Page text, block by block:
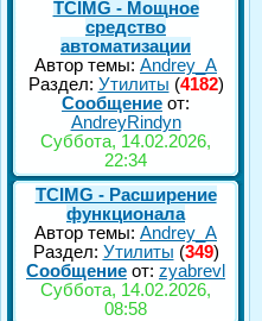
TCIMG - Мощное
средство
автоматизации
Автор темы: Andrey_A
Раздел: Утилиты (4182)
Сообщение от:
AndreyRindyn
Суббота, 14.02.2026,
22:34
TCIMG - Расширение
функционала
Автор темы: Andrey_A
Раздел: Утилиты (349)
Сообщение от: zyabrevl
Суббота, 14.02.2026,
08:58